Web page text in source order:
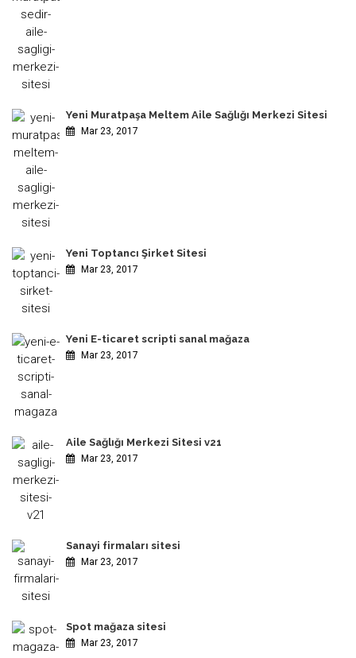
Yeni Muratpaşa Meltem Aile Sağlığı Merkezi Sitesi
Mar 23, 2017
Yeni Toptancı Şirket Sitesi
Mar 23, 2017
Yeni E-ticaret scripti sanal mağaza
Mar 23, 2017
Aile Sağlığı Merkezi Sitesi v21
Mar 23, 2017
Sanayi firmaları sitesi
Mar 23, 2017
Spot mağaza sitesi
Mar 23, 2017